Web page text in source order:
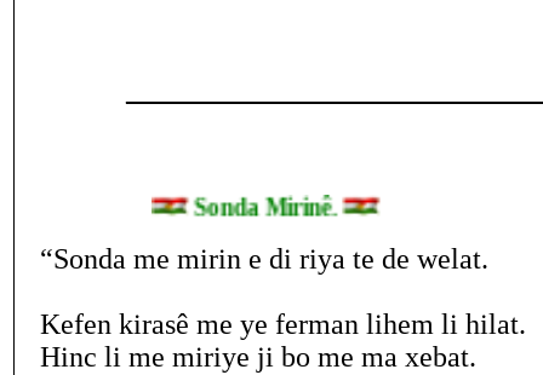
Sonda Mirinê.
“Sonda me mirin e di riya te de welat.
Kefen kirasê me ye ferman lihem li hilat.
Hinc li me miriye ji bo me ma xebat.